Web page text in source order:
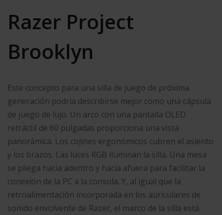
Razer Project
Brooklyn
Este concepto para una silla de juego de próxima
generación podría describirse mejor como una cápsula
de juego de lujo. Un arco con una pantalla OLED
retráctil de 60 pulgadas proporciona una vista
panorámica. Los cojines ergonómicos cubren el asiento
y los brazos. Las luces RGB iluminan la silla. Una mesa
se pliega hacia adentro y hacia afuera para facilitar la
conexión de la PC a la consola. Y, al igual que la
retroalimentación incorporada en los auriculares de
sonido envolvente de Razer, el marco de la silla está